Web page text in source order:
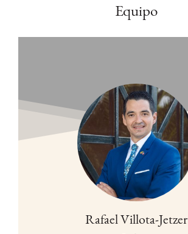
Equipo
Rafael Villota-Jetzer